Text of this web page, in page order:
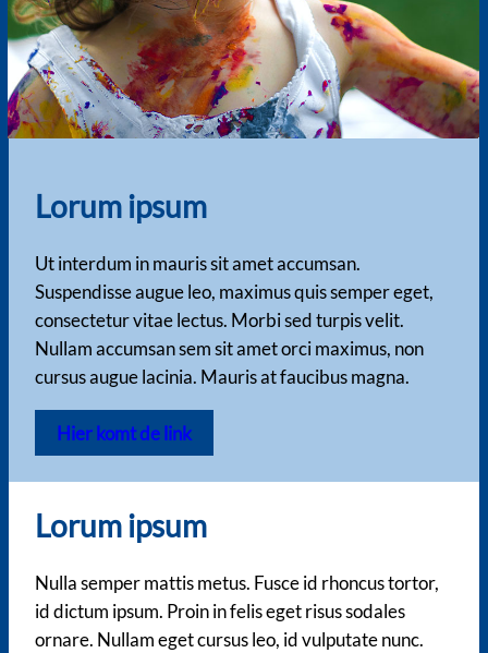
Lorum ipsum
Ut interdum in mauris sit amet accumsan.
Suspendisse augue leo, maximus quis semper eget,
consectetur vitae lectus. Morbi sed turpis velit.
Nullam accumsan sem sit amet orci maximus, non
cursus augue lacinia. Mauris at faucibus magna.
Hier komt de link
Lorum ipsum
Nulla semper mattis metus. Fusce id rhoncus tortor,
id dictum ipsum. Proin in felis eget risus sodales
ornare. Nullam eget cursus leo, id vulputate nunc.